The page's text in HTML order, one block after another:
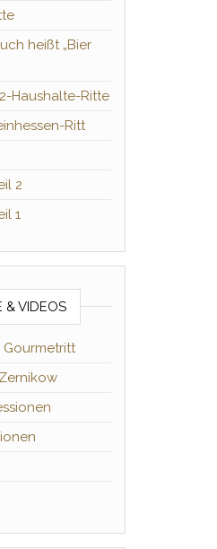
heißt „Bier
Haushalte-Ritte
Ritt
2
1
& VIDEOS